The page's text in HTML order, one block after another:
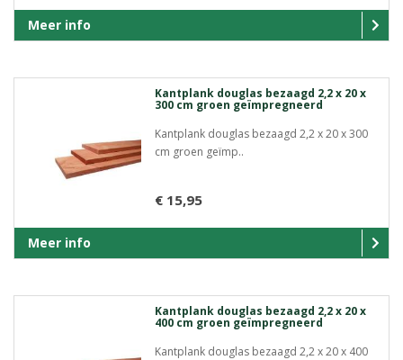
Meer info
Kantplank douglas bezaagd 2,2 x 20 x
300 cm groen geïmpregneerd
Kantplank douglas bezaagd 2,2 x 20 x 300
cm groen geïmp..
€ 15,95
Meer info
Kantplank douglas bezaagd 2,2 x 20 x
400 cm groen geïmpregneerd
Kantplank douglas bezaagd 2,2 x 20 x 400